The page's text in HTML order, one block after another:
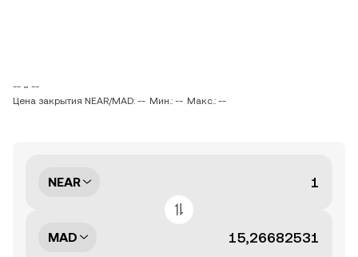
-- ~ --
Цена закрытия NEAR/MAD: -- Мин.: -- Макс.: --
NEAR
MAD